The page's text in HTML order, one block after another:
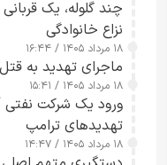
نزاع خانوادگی
۱۸ مرداد ۱۴۰۵ / ۱۶:۴۴
ماجرای تهدید به
۱۸ مرداد ۱۴۰۵ / ۱۵:۴۱
ورود یک شرکت نفتی
تهدیدهای ترامپ
۱۸ مرداد ۱۴۰۵ / ۱۴:۴۷